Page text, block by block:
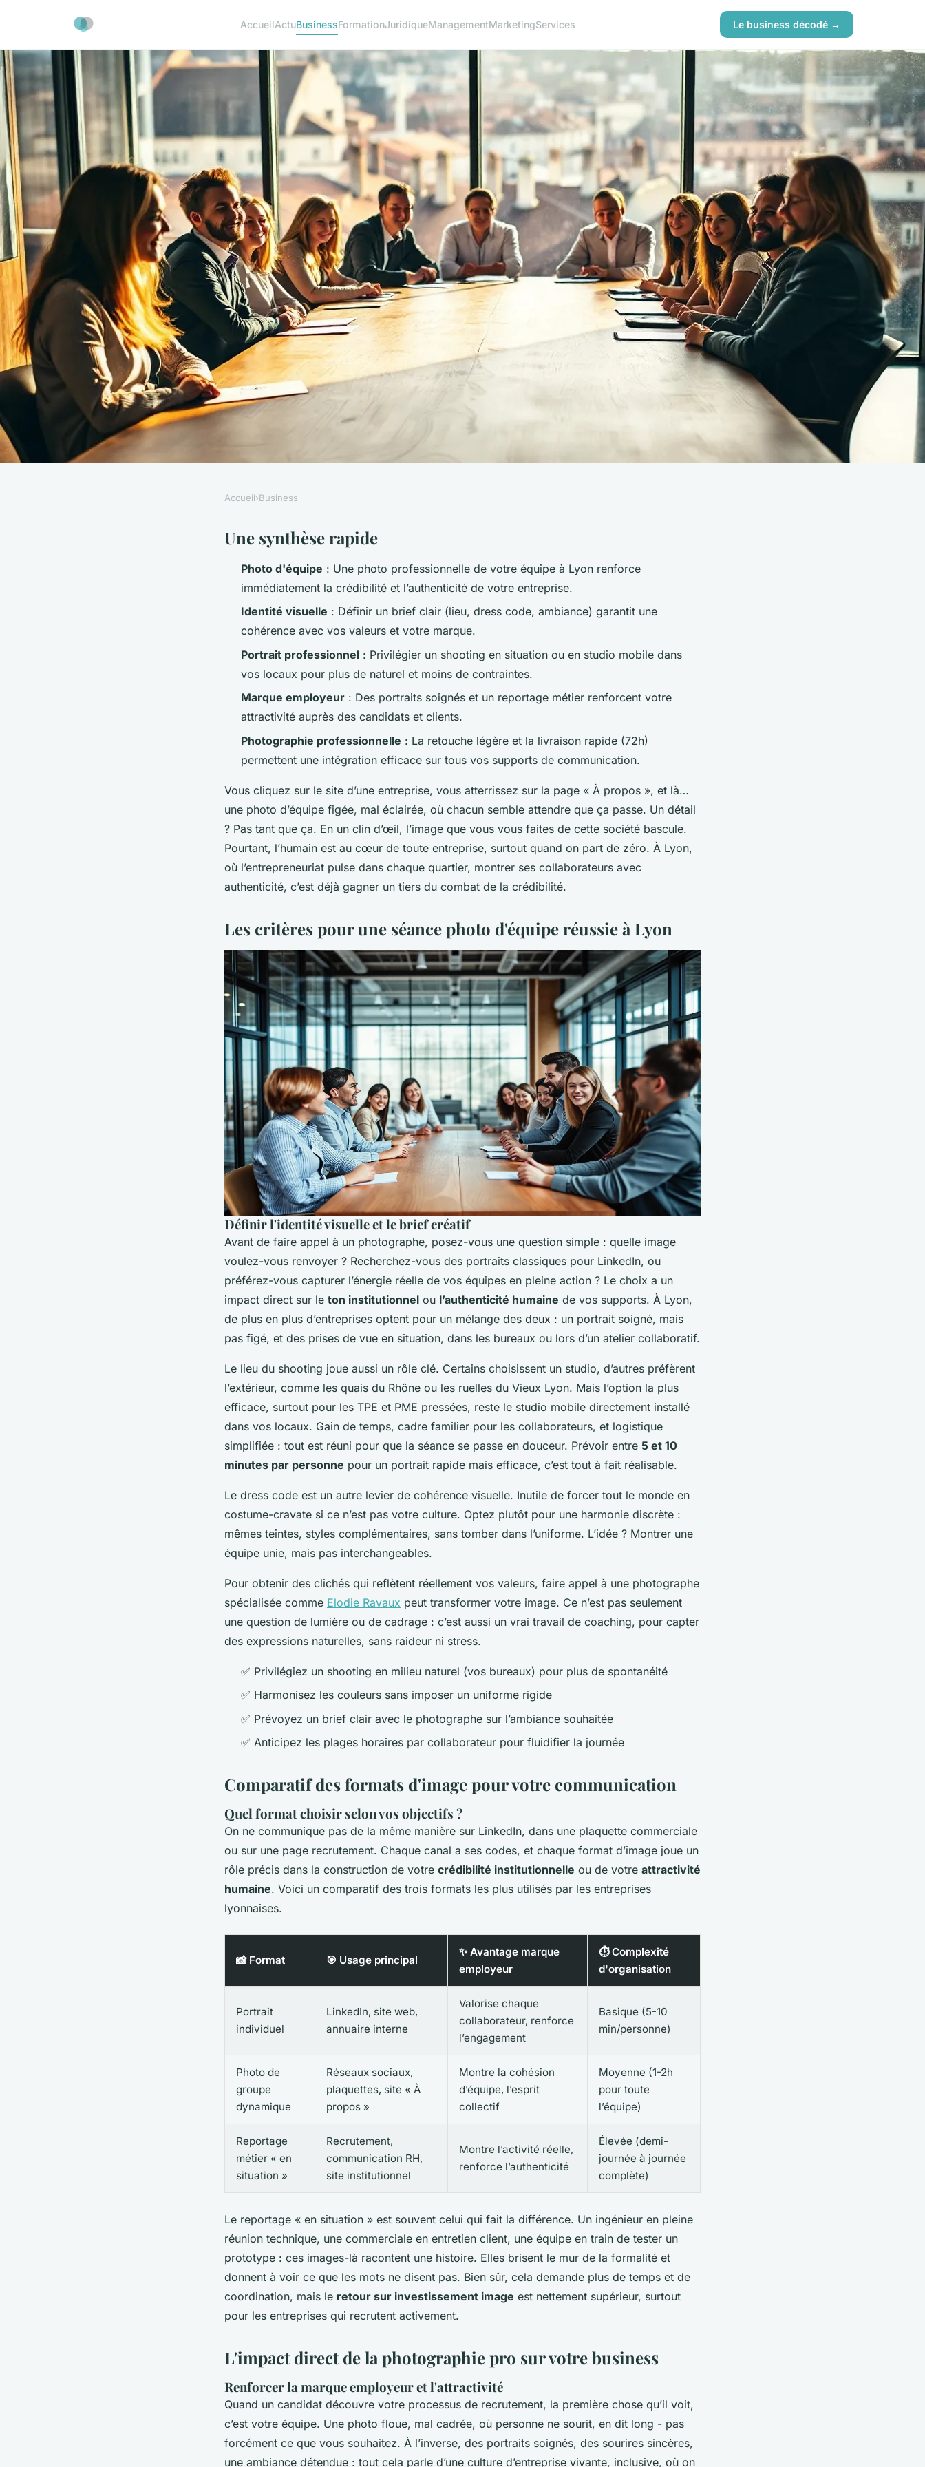
AccueilActuBusinessFormationJuridiqueManagementMarketingServices Le business décodé →
5 astuces pour choisir une photo
d’équipe à Lyon
Accueil›Business
Une synthèse rapide
Photo d'équipe : Une photo professionnelle de votre équipe à Lyon renforce
immédiatement la crédibilité et l’authenticité de votre entreprise.
Identité visuelle : Définir un brief clair (lieu, dress code, ambiance) garantit une
cohérence avec vos valeurs et votre marque.
Portrait professionnel : Privilégier un shooting en situation ou en studio mobile dans
vos locaux pour plus de naturel et moins de contraintes.
Marque employeur : Des portraits soignés et un reportage métier renforcent votre
attractivité auprès des candidats et clients.
Photographie professionnelle : La retouche légère et la livraison rapide (72h)
permettent une intégration efficace sur tous vos supports de communication.
Vous cliquez sur le site d’une entreprise, vous atterrissez sur la page « À propos », et là…
une photo d’équipe figée, mal éclairée, où chacun semble attendre que ça passe. Un détail
? Pas tant que ça. En un clin d’œil, l’image que vous vous faites de cette société bascule.
Pourtant, l’humain est au cœur de toute entreprise, surtout quand on part de zéro. À Lyon,
où l’entrepreneuriat pulse dans chaque quartier, montrer ses collaborateurs avec
authenticité, c’est déjà gagner un tiers du combat de la crédibilité.
Les critères pour une séance photo d'équipe réussie à Lyon
Définir l'identité visuelle et le brief créatif
Avant de faire appel à un photographe, posez-vous une question simple : quelle image
voulez-vous renvoyer ? Recherchez-vous des portraits classiques pour LinkedIn, ou
préférez-vous capturer l’énergie réelle de vos équipes en pleine action ? Le choix a un
impact direct sur le ton institutionnel ou l’authenticité humaine de vos supports. À Lyon,
de plus en plus d’entreprises optent pour un mélange des deux : un portrait soigné, mais
pas figé, et des prises de vue en situation, dans les bureaux ou lors d’un atelier collaboratif.
Le lieu du shooting joue aussi un rôle clé. Certains choisissent un studio, d’autres préfèrent
l’extérieur, comme les quais du Rhône ou les ruelles du Vieux Lyon. Mais l’option la plus
efficace, surtout pour les TPE et PME pressées, reste le studio mobile directement installé
dans vos locaux. Gain de temps, cadre familier pour les collaborateurs, et logistique
simplifiée : tout est réuni pour que la séance se passe en douceur. Prévoir entre 5 et 10
minutes par personne pour un portrait rapide mais efficace, c’est tout à fait réalisable.
Le dress code est un autre levier de cohérence visuelle. Inutile de forcer tout le monde en
costume-cravate si ce n’est pas votre culture. Optez plutôt pour une harmonie discrète :
mêmes teintes, styles complémentaires, sans tomber dans l’uniforme. L’idée ? Montrer une
équipe unie, mais pas interchangeables.
Pour obtenir des clichés qui reflètent réellement vos valeurs, faire appel à une photographe
spécialisée comme Elodie Ravaux peut transformer votre image. Ce n’est pas seulement
une question de lumière ou de cadrage : c’est aussi un vrai travail de coaching, pour capter
des expressions naturelles, sans raideur ni stress.
✅ Privilégiez un shooting en milieu naturel (vos bureaux) pour plus de spontanéité
✅ Harmonisez les couleurs sans imposer un uniforme rigide
✅ Prévoyez un brief clair avec le photographe sur l’ambiance souhaitée
✅ Anticipez les plages horaires par collaborateur pour fluidifier la journée
Comparatif des formats d'image pour votre communication
Quel format choisir selon vos objectifs ?
On ne communique pas de la même manière sur LinkedIn, dans une plaquette commerciale
ou sur une page recrutement. Chaque canal a ses codes, et chaque format d’image joue un
rôle précis dans la construction de votre crédibilité institutionnelle ou de votre attractivité
humaine. Voici un comparatif des trois formats les plus utilisés par les entreprises
lyonnaises.
📸 Format 🎯 Usage principal
✨ Avantage marque
employeur
⏱️ Complexité
d'organisation
Portrait
individuel
LinkedIn, site web,
annuaire interne
Valorise chaque
collaborateur, renforce
l’engagement
Basique (5-10
min/personne)
Photo de
groupe
dynamique
Réseaux sociaux,
plaquettes, site « À
propos »
Montre la cohésion
d’équipe, l’esprit
collectif
Moyenne (1-2h
pour toute
l’équipe)
Reportage
métier « en
situation »
Recrutement,
communication RH,
site institutionnel
Montre l’activité réelle,
renforce l’authenticité
Élevée (demi-
journée à journée
complète)
Le reportage « en situation » est souvent celui qui fait la différence. Un ingénieur en pleine
réunion technique, une commerciale en entretien client, une équipe en train de tester un
prototype : ces images-là racontent une histoire. Elles brisent le mur de la formalité et
donnent à voir ce que les mots ne disent pas. Bien sûr, cela demande plus de temps et de
coordination, mais le retour sur investissement image est nettement supérieur, surtout
pour les entreprises qui recrutent activement.
L'impact direct de la photographie pro sur votre business
Renforcer la marque employeur et l'attractivité
Quand un candidat découvre votre processus de recrutement, la première chose qu’il voit,
c’est votre équipe. Une photo floue, mal cadrée, où personne ne sourit, en dit long - pas
forcément ce que vous souhaitez. À l’inverse, des portraits soignés, des sourires sincères,
une ambiance détendue : tout cela parle d’une culture d’entreprise vivante, inclusive, où on